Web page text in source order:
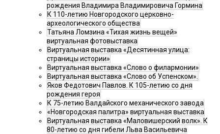
рождения Владимира Владимировича Гормина
К 110-летию Новгородского церковно-
археологического общества
Татьяна Ломзина «Тихая жизнь вещей»
виртуальная фотовыставка
Виртуальная выставка «Десятинная улица:
страницы истории»
Виртуальная выставка «Слово о филармонии»
Виртуальная выставка «Слово об Успенском».
Яков Федотович Павлов. К 105-летию со дня
рождения героя
К 75-летию Валдайского механического завода
«Новгородская палитра» виртуальная выставка
Виртуальная выставка «Маловишерский волк». К
80-летию со дня гибели Льва Васильевича